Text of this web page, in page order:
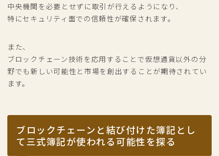
中央機関を必要とせずに取引が行えるようになり、
特にセキュリティ面での信頼性が確保されます。
また、
ブロックチェーン技術を応用することで仮想通貨以外の分
野でも新しい可能性と市場を創出することが期待されてい
ます。
ブロックチェーンと結び付けた簿記とし
て三式簿記が使われる可能性を探る